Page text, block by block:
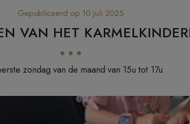
Gepubliceerd op 10 juli 2025
VAN HET
zondag van de maand van 15u tot 17u